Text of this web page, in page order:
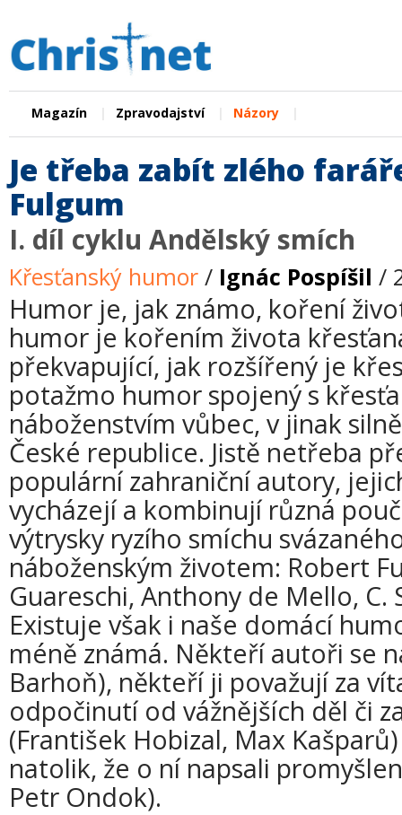
Magazín Zpravodajství Názory
Je třeba zabít zlého
Fulgum
I. díl cyklu Andělský smích
Křesťanský humor / Ignác Pospíšil /
Humor je, jak známo, koření
humor je kořením života
překvapující, jak rozšířený je
potažmo humor spojený s
náboženstvím vůbec, v jinak
České republice. Jistě netřeba
populární zahraniční autory,
vycházejí a kombinují různá
výtrysky ryzího smíchu
náboženským životem: Robert
Guareschi, Anthony de Mello, C.
Existuje však i naše domácí
méně známá. Někteří autoři se
Barhoň), někteří ji považují za
odpočinutí od vážnějších děl či
(František Hobizal, Max
natolik, že o ní napsali
Petr Ondok).